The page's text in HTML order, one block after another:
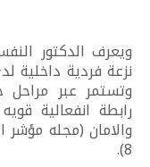
ويعرف الدكتور
نزعة فردية داخلية
وتستمر عبر مراحل
رابطة انفعالية
8).